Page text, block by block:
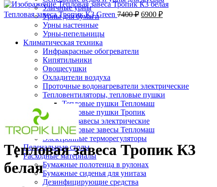
Уличные урны
Урны для бумаги
Урны настенные
Урны-пепельницы
Климатическая техника
Инфракрасные обогреватели
Кипятильники
Овощесушки
Охладители воздуха
Проточные водонагреватели электрические
Тепловентиляторы, тепловые пушки
Тепловые пушки Тепломаш
Тепловые пушки Тропик
Тепловые завесы электрические
Тепловые завесы Тепломаш
Электронные терморегуляторы
Пеленальные столы
Расходные материалы
Бумажные полотенца в рулонах
Бумажные сиденья для унитаза
Дезинфицирующие средства
Тепловая завеса Тропик К3 Green 7400₽ 6900 ₽
-10%;процент скидки
Нажмите, чтобы увеличить
Тепловая завеса Тропик К3
белая